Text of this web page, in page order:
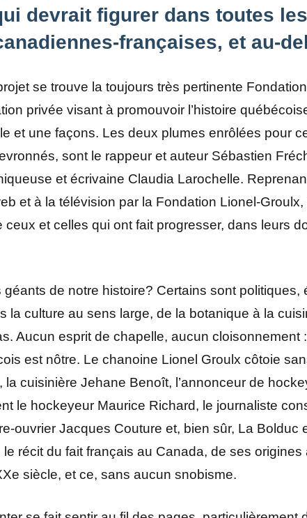
devrait figurer dans toutes
françaises, et au-
se trouve la toujours très pertinente
privée visant à promouvoir l’histoire
et une façons. Les deux plumes enrôlées pour
sont le rappeur et auteur Sébastien
et écrivaine Claudia Larochelle.
et à la télévision par la Fondation Lionel-
ceux et celles qui ont fait progresser, dans leurs
géants de notre histoire? Certains sont politiques,
la culture au sens large, de la botanique à la
Aucun esprit de chapelle, aucun cloisonnement
est nôtre. Le chanoine Lionel Groulx côtoie
la cuisinière Jehane Benoît, l’annonceur de
le hockeyeur Maurice Richard, le journaliste
ouvrier Jacques Couture et, bien sûr, La Bolduc
le récit du fait français au Canada, de ses
siècle, et ce, sans aucun snobisme.